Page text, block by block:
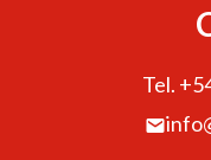
Tel.